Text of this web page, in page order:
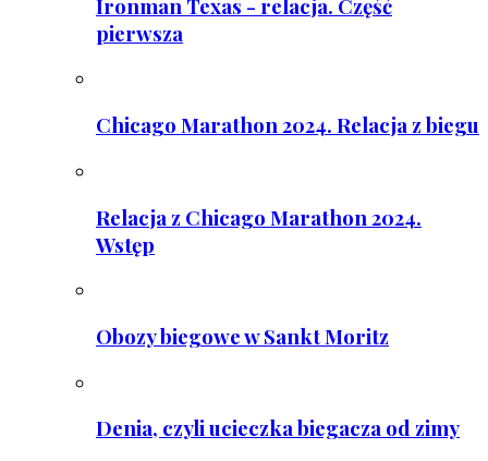
Ironman Texas - relacja. Część
pierwsza
Chicago Marathon 2024. Relacja z biegu
Relacja z Chicago Marathon 2024.
Wstęp
Obozy biegowe w Sankt Moritz
Denia, czyli ucieczka biegacza od zimy